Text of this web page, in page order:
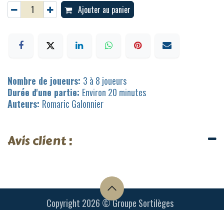
Ajouter au panier
Nombre de joueurs: 3 à 8 joueurs
Durée d'une partie: Environ 20 minutes
Auteurs: Romaric Galonnier
Avis client :
Copyright 2026 © Groupe Sortilèges